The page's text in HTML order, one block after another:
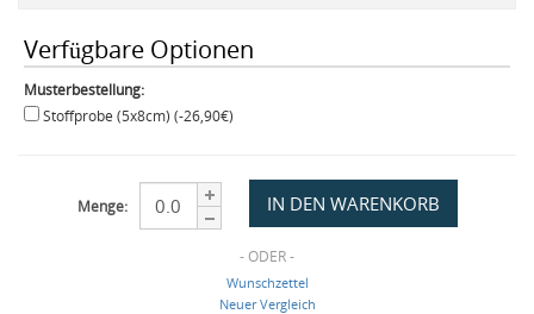
Verfügbare Optionen
Musterbestellung:
Stoffprobe (5x8cm) (-26,90€)
Menge:
- ODER -
Wunschzettel
Neuer Vergleich